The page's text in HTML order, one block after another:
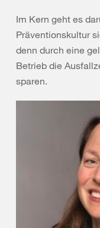
Im Kern geht es
Präventionskultur
denn durch eine
Betrieb die
sparen.